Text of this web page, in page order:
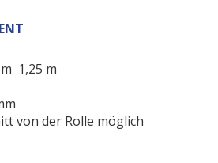
1,25 m
von der Rolle möglich